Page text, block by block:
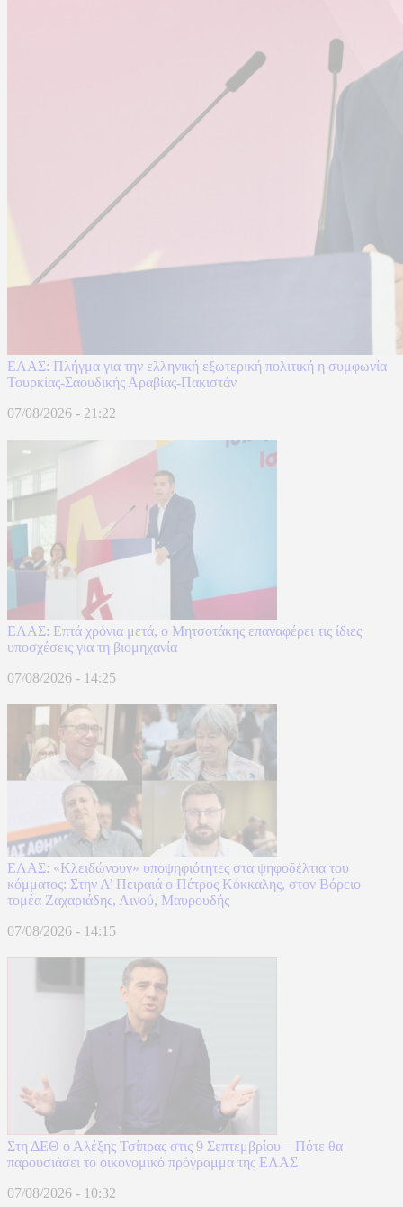
ΕΛΑΣ: Πλήγμα για την ελληνική εξωτερική πολιτική η συμφωνία
Τουρκίας-Σαουδικής Αραβίας-Πακιστάν
07/08/2026 - 21:22
ΕΛΑΣ: Επτά χρόνια μετά, ο Μητσοτάκης επαναφέρει τις ίδιες
υποσχέσεις για τη βιομηχανία
07/08/2026 - 14:25
ΕΛΑΣ: «Κλειδώνουν» υποψηφιότητες στα ψηφοδέλτια του
κόμματος: Στην Α’ Πειραιά ο Πέτρος Κόκκαλης, στον Βόρειο
τομέα Ζαχαριάδης, Λινού, Μαυρουδής
07/08/2026 - 14:15
Στη ΔΕΘ ο Αλέξης Τσίπρας στις 9 Σεπτεμβρίου – Πότε θα
παρουσιάσει το οικονομικό πρόγραμμα της ΕΛΑΣ
07/08/2026 - 10:32